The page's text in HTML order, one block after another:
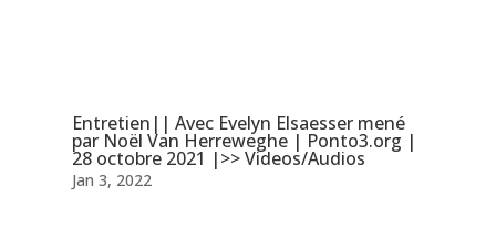
Entretien|| Avec Evelyn Elsaesser mené
par Noël Van Herreweghe | Ponto3.org |
28 octobre 2021 |>> Videos/Audios
Jan 3, 2022